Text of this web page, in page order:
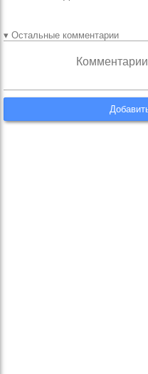
▾ Остальные комментарии
Комментарии